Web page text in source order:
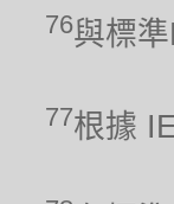
76與標
77根據